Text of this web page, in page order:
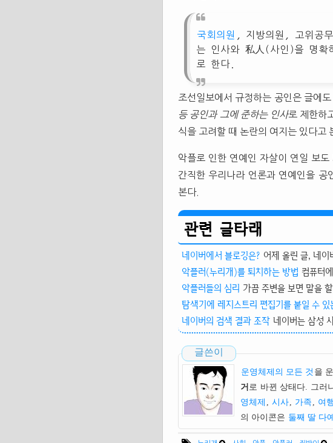
국회의원
, 지방의원, 고위공
는 인사와 私人(사인)을 명확
로 한다.
조선일보에서 규정하는 공인은 글에
등 공인과 그에 준하는 인사로 제한하
식을 고려할 때 논란의 여지는 있다고
악플로 인한 연예인 자살이 연일 보
간직한 우리나라 언론과 연예인을 공
본다.
관련 글타래
네이버에서 블로깅은? 어제 올린 글, 네이
악플러(누리개)를 퇴치하는 방법 컴퓨터
악플러들의 심리 가끔 주변을 보면 말을
탐색기에 레지스트리 편집기를 붙일 수 있
네이버의 검색 결과 조작 네이버는 삼성
글쓴이
운영체제의 모든 것 을
거 로 바뀐 상태다. 그러
영체제 , 시사, 가족 , 여행
의 아이콘은 둘째 딸 다